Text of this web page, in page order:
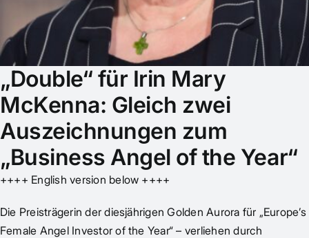
„Double“ für Irin Mary
McKenna: Gleich zwei
Auszeichnungen zum
„Business Angel of the Year“
++++ English version below ++++
Die Preisträgerin der diesjährigen Golden Aurora für „Europe’s
Female Angel Investor of the Year“ – verliehen durch